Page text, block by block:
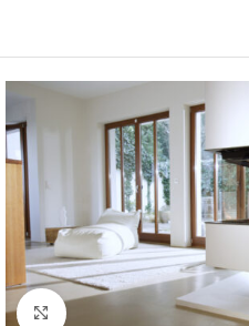
Faceți click pentru a mări